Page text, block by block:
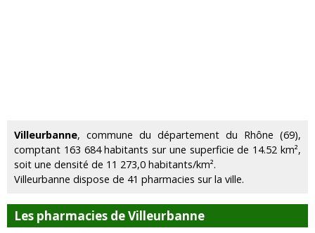
Villeurbanne, commune du département du Rhône (69),
comptant 163 684 habitants sur une superficie de 14.52 km²,
soit une densité de 11 273,0 habitants/km².
Villeurbanne dispose de 41 pharmacies sur la ville.
Les pharmacies de Villeurbanne